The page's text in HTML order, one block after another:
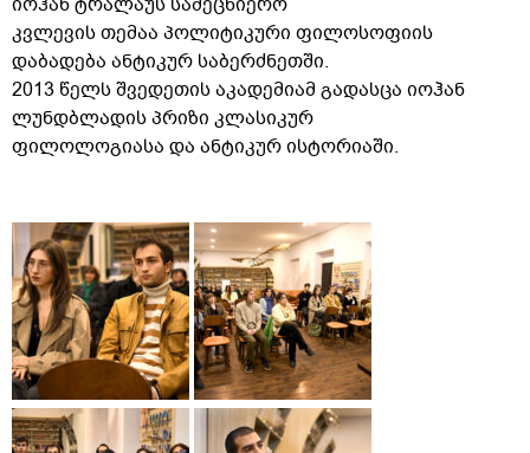
კვლევის თემაა პოლიტიკური ფილოსოფიის
დაბადება ანტიკურ საბერძნეთში.
2013 წელს შვედეთის აკადემიამ გადასცა იოჰან
ლუნდბლადის პრიზი კლასიკურ
ფილოლოგიასა და ანტიკურ ისტორიაში.